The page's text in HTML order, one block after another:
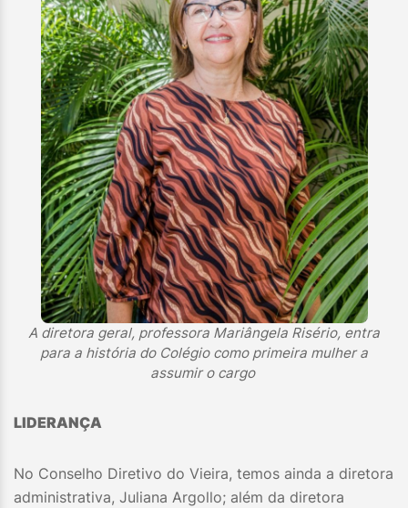
A diretora geral, professora Mariângela Risério, entra
para a história do Colégio como primeira mulher a
assumir o cargo
LIDERANÇA
No Conselho Diretivo do Vieira, temos ainda a diretora
administrativa, Juliana Argollo; além da diretora